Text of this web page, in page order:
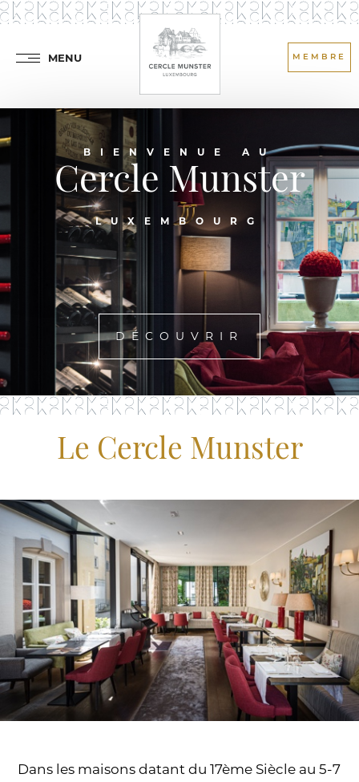
MENU MEMBRE
BIENVENUE AU
Cercle Munster
LUXEMBOURG
DÉCOUVRIR
Le Cercle Munster
Dans les maisons datant du 17ème Siècle au 5-7